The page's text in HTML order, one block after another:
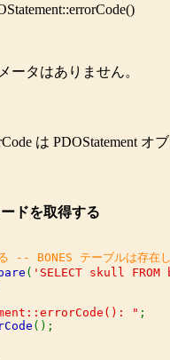
()
ータはありません。
は PDOStatement オ
ドを取得する
( 'SELECT skull FROM
" ;